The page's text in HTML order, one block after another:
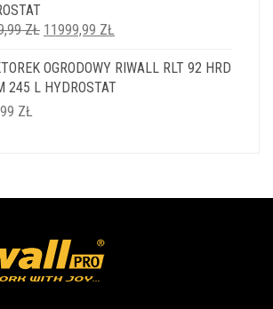
ZŁ PIERWOTNA
WYNOSIŁA:
14999,99 ZŁ.
11999,99 ZŁ
WYNOSI:
11999,99 ZŁ.
OGRODOWY RIWALL RLT 92 HRD
245 L HYDROSTAT
ZŁ